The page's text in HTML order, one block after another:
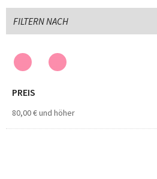
FILTERN NACH
PREIS
80,00 €und höher